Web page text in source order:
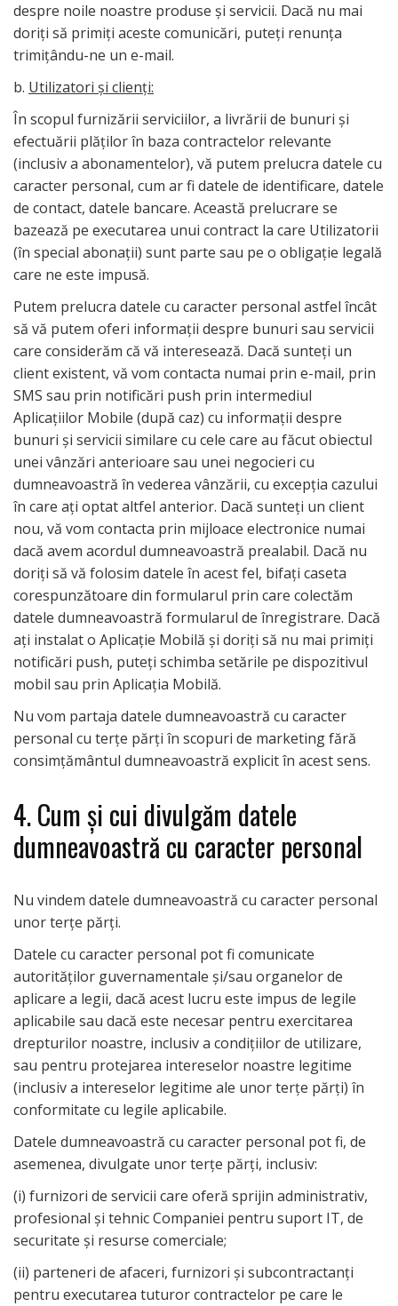
despre noile noastre produse și servicii. Dacă nu mai
doriți să primiți aceste comunicări, puteți renunța
trimițându-ne un e-mail.
b. Utilizatori și clienți:
În scopul furnizării serviciilor, a livrării de bunuri și
efectuării plăților în baza contractelor relevante
(inclusiv a abonamentelor), vă putem prelucra datele cu
caracter personal, cum ar fi datele de identificare, datele
de contact, datele bancare. Această prelucrare se
bazează pe executarea unui contract la care Utilizatorii
(în special abonații) sunt parte sau pe o obligație legală
care ne este impusă.
Putem prelucra datele cu caracter personal astfel încât
să vă putem oferi informații despre bunuri sau servicii
care considerăm că vă interesează. Dacă sunteți un
client existent, vă vom contacta numai prin e-mail, prin
SMS sau prin notificări push prin intermediul
Aplicațiilor Mobile (după caz) cu informații despre
bunuri și servicii similare cu cele care au făcut obiectul
unei vânzări anterioare sau unei negocieri cu
dumneavoastră în vederea vânzării, cu excepția cazului
în care ați optat altfel anterior. Dacă sunteți un client
nou, vă vom contacta prin mijloace electronice numai
dacă avem acordul dumneavoastră prealabil. Dacă nu
doriți să vă folosim datele în acest fel, bifați caseta
corespunzătoare din formularul prin care colectăm
datele dumneavoastră formularul de înregistrare. Dacă
ați instalat o Aplicație Mobilă și doriți să nu mai primiți
notificări push, puteți schimba setările pe dispozitivul
mobil sau prin Aplicația Mobilă.
Nu vom partaja datele dumneavoastră cu caracter
personal cu terțe părți în scopuri de marketing fără
consimțământul dumneavoastră explicit în acest sens.
4. Cum și cui divulgăm datele
dumneavoastră cu caracter personal
Nu vindem datele dumneavoastră cu caracter personal
unor terțe părți.
Datele cu caracter personal pot fi comunicate
autorităților guvernamentale și/sau organelor de
aplicare a legii, dacă acest lucru este impus de legile
aplicabile sau dacă este necesar pentru exercitarea
drepturilor noastre, inclusiv a condițiilor de utilizare,
sau pentru protejarea intereselor noastre legitime
(inclusiv a intereselor legitime ale unor terțe părți) în
conformitate cu legile aplicabile.
Datele dumneavoastră cu caracter personal pot fi, de
asemenea, divulgate unor terțe părți, inclusiv:
(i) furnizori de servicii care oferă sprijin administrativ,
profesional și tehnic Companiei pentru suport IT, de
securitate și resurse comerciale;
(ii) parteneri de afaceri, furnizori și subcontractanți
pentru executarea tuturor contractelor pe care le